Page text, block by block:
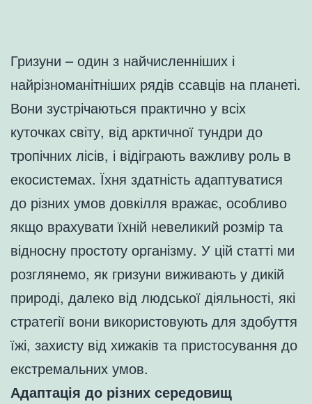
Гризуни – один з найчисленніших і
найрізноманітніших рядів ссавців на планеті.
Вони зустрічаються практично у всіх
куточках світу, від арктичної тундри до
тропічних лісів, і відіграють важливу роль в
екосистемах. Їхня здатність адаптуватися
до різних умов довкілля вражає, особливо
якщо врахувати їхній невеликий розмір та
відносну простоту організму. У цій статті ми
розглянемо, як гризуни виживають у дикій
природі, далеко від людської діяльності, які
стратегії вони використовують для здобуття
їжі, захисту від хижаків та пристосування до
екстремальних умов.
Адаптація до різних середовищ